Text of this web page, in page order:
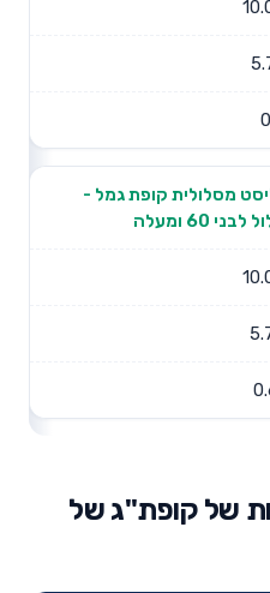
מסלולית קופת גמל -
60 ומעלה
של קופת"ג של